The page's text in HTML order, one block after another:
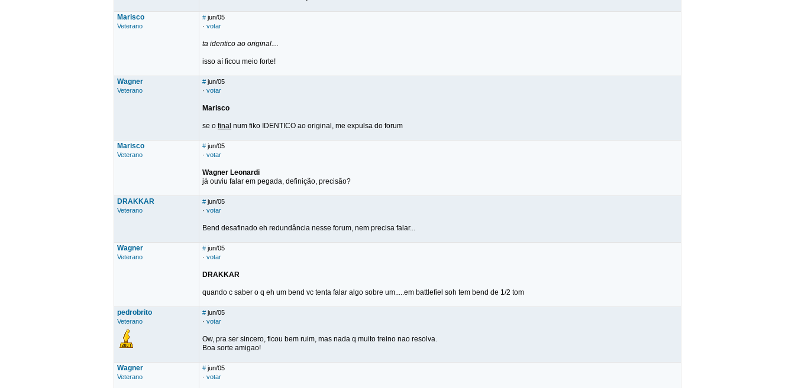
Marisco
Veterano
# jun/05
· votar
ta identico ao original....
isso aí ficou meio forte!
Wagner
Veterano
# jun/05
· votar
Marisco
se o final num fiko IDENTICO ao original, me expulsa do forum
Marisco
Veterano
# jun/05
· votar
Wagner Leonardi
já ouviu falar em pegada, definição, precisão?
DRAKKAR
Veterano
# jun/05
· votar
Bend desafinado eh redundância nesse forum, nem precisa falar...
Wagner
Veterano
# jun/05
· votar
DRAKKAR
quando c saber o q eh um bend vc tenta falar algo sobre um.....em battlefiel soh tem bend de 1/2 tom
pedrobrito
Veterano
# jun/05
· votar
Ow, pra ser sincero, ficou bem ruim, mas nada q muito treino nao resolva.
Boa sorte amigao!
Wagner
Veterano
# jun/05
· votar